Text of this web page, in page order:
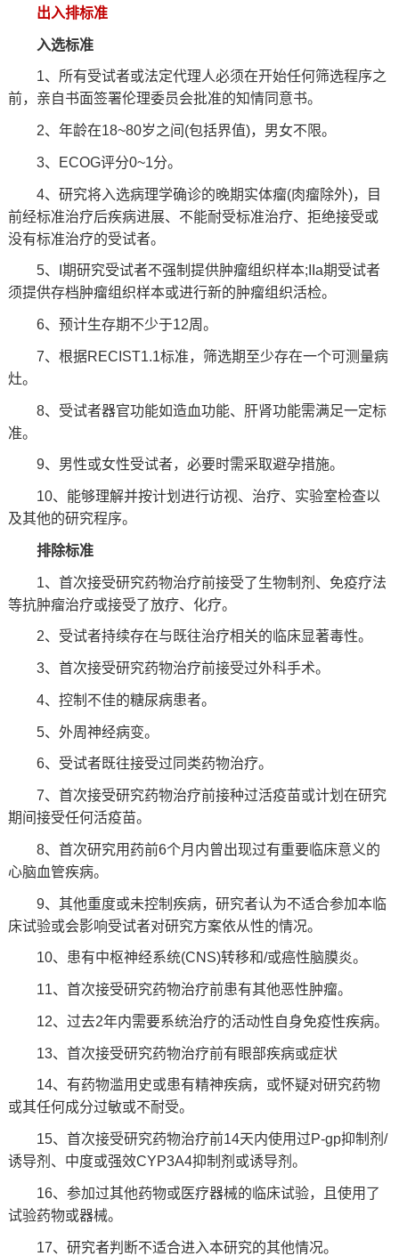
出入排标准
入选标准
1、所有受试者或法定代理人必须在开始任何筛选程序之
前，亲自书面签署伦理委员会批准的知情同意书。
2、年龄在18~80岁之间(包括界值)，男女不限。
3、ECOG评分0~1分。
4、研究将入选病理学确诊的晚期实体瘤(肉瘤除外)，目
前经标准治疗后疾病进展、不能耐受标准治疗、拒绝接受或
没有标准治疗的受试者。
5、I期研究受试者不强制提供肿瘤组织样本;IIa期受试者
须提供存档肿瘤组织样本或进行新的肿瘤组织活检。
6、预计生存期不少于12周。
7、根据RECIST1.1标准，筛选期至少存在一个可测量病
灶。
8、受试者器官功能如造血功能、肝肾功能需满足一定标
准。
9、男性或女性受试者，必要时需采取避孕措施。
10、能够理解并按计划进行访视、治疗、实验室检查以
及其他的研究程序。
排除标准
1、首次接受研究药物治疗前接受了生物制剂、免疫疗法
等抗肿瘤治疗或接受了放疗、化疗。
2、受试者持续存在与既往治疗相关的临床显著毒性。
3、首次接受研究药物治疗前接受过外科手术。
4、控制不佳的糖尿病患者。
5、外周神经病变。
6、受试者既往接受过同类药物治疗。
7、首次接受研究药物治疗前接种过活疫苗或计划在研究
期间接受任何活疫苗。
8、首次研究用药前6个月内曾出现过有重要临床意义的
心脑血管疾病。
9、其他重度或未控制疾病，研究者认为不适合参加本临
床试验或会影响受试者对研究方案依从性的情况。
10、患有中枢神经系统(CNS)转移和/或癌性脑膜炎。
11、首次接受研究药物治疗前患有其他恶性肿瘤。
12、过去2年内需要系统治疗的活动性自身免疫性疾病。
13、首次接受研究药物治疗前有眼部疾病或症状
14、有药物滥用史或患有精神疾病，或怀疑对研究药物
或其任何成分过敏或不耐受。
15、首次接受研究药物治疗前14天内使用过P-gp抑制剂/
诱导剂、中度或强效CYP3A4抑制剂或诱导剂。
16、参加过其他药物或医疗器械的临床试验，且使用了
试验药物或器械。
17、研究者判断不适合进入本研究的其他情况。